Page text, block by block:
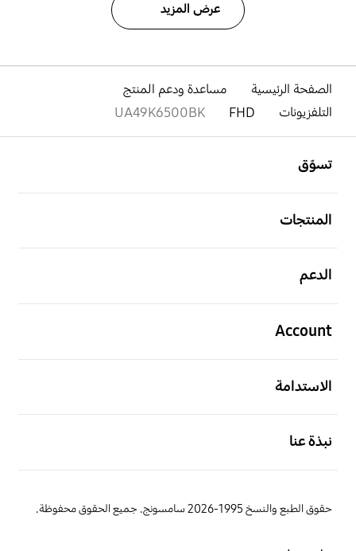
عرض المزيد
الصفحة الرئيسية
مساعدة ودعم المنتج
التلفزيونات
FHD
UA49K6500BK
تسوّق
المنتجات
الدعم
Account
الاستدامة
نبذة عنا
حقوق الطبع والنسخ 1995-2026 سامسونج. جميع الحقوق محفوظة.